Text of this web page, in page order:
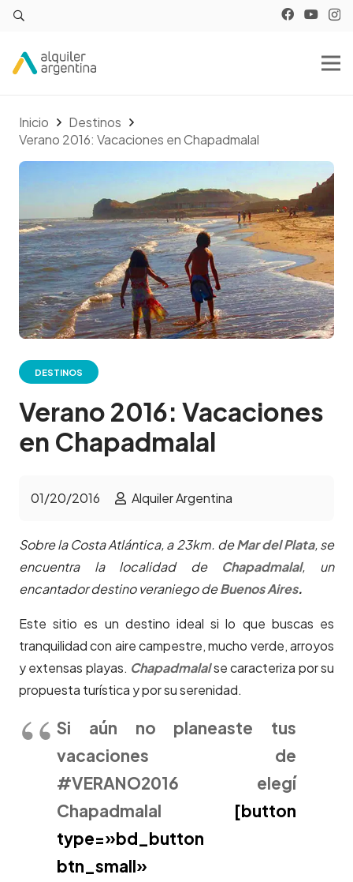
Inicio
Destinos
Verano 2016: Vacaciones en Chapadmalal
DESTINOS
Verano 2016: Vacaciones
en Chapadmalal
01/20/2016 Alquiler Argentina
Sobre la Costa Atlántica, a 23km. deMar del Plata, se
encuentra la localidad de Chapadmalal, un
encantador destino veraniego deBuenos Aires.
Este sitio es un destino ideal si lo que buscas es
tranquilidad con aire campestre, mucho verde, arroyos
y extensas playas. Chapadmalalse caracteriza por su
propuesta turística y por su serenidad.
Si aún no planeaste tus
vacaciones de
#VERANO2016 elegí
Chapadmalal [button
type=»bd_button
btn_small»